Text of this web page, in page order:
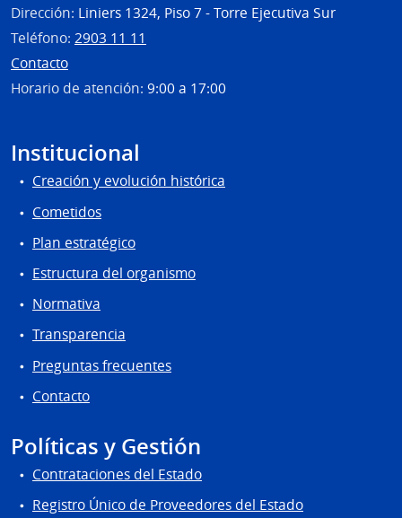
Dirección: Liniers 1324, Piso 7 - Torre Ejecutiva Sur
Teléfono: 2903 11 11
Contacto
Horario de atención: 9:00 a 17:00
Institucional
Creación y evolución histórica
Cometidos
Plan estratégico
Estructura del organismo
Normativa
Transparencia
Preguntas frecuentes
Contacto
Políticas y Gestión
Contrataciones del Estado
Registro Único de Proveedores del Estado